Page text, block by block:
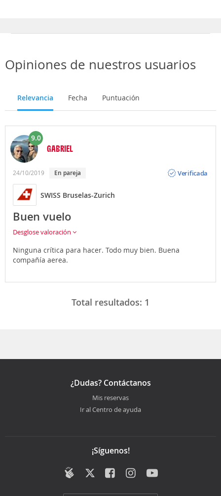
Opiniones de nuestros usuarios
Relevancia Fecha Puntuación
9.0
GABRIEL
24/10/2019 en pareja
Verificada
SWISS Bruselas-Zurich
Buen vuelo
Desglose valoración
Ninguna crítica para hacer. Todo muy bien. Buena
compañía aerea.
Total resultados: 1
¿Dudas? Contáctanos
Mis reservas
Ir al Centro de ayuda
¡Síguenos!